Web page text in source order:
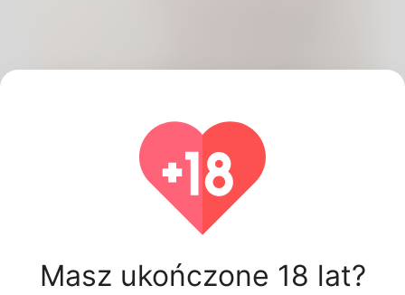
Masz ukończone 18 lat?
Deniz Milas, 46
Poland